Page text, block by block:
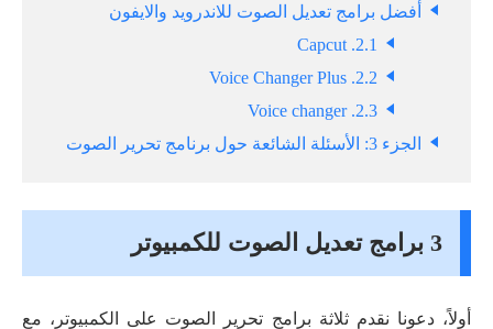
أفضل برامج تعديل الصوت للاندرويد والايفون
2.1. Capcut
2.2. Voice Changer Plus
2.3. Voice changer
الجزء 3: الأسئلة الشائعة حول برنامج تحرير الصوت
3 برامج تعديل الصوت للكمبيوتر
أولاً، دعونا نقدم ثلاثة برامج تحرير الصوت على الكمبيوتر، مع